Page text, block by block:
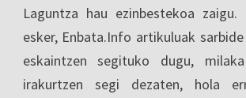
Laguntza hau ezinbestekoa zaigu.
esker, Enbata.Info artikuluak
eskaintzen segituko dugu,
irakurtzen segi dezaten, hola